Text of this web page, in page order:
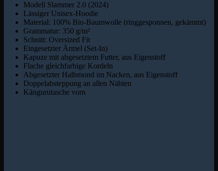
Modell Slammer 2.0 (2024)
Lässiger Unisex-Hoodie
Material: 100% Bio-Baumwolle (ringgesponnen, gekämmt)
Grammatur: 350 g/m²
Schnitt: Oversized Fit
Eingesetzter Ärmel (Set-In)
Kapuze mit abgesetztem Futter, aus Eigenstoff
Flache gleichfarbige Kordeln
Abgesetzter Halbmond im Nacken, aus Eigenstoff
Doppelabsteppung an allen Nähten
Kängurutasche vorn